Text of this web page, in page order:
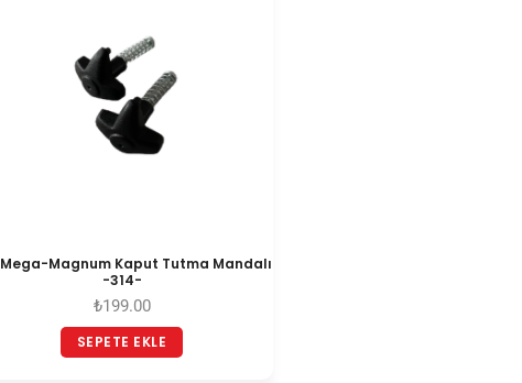
Magnum Kaput Tutma Mandalı
-314-
₺199.00
SEPETE EKLE